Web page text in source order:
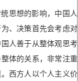
思想的影响，中国
、决策首先会考虑
人善于从整体观思
体的关系，非常注
西方人以个人主义